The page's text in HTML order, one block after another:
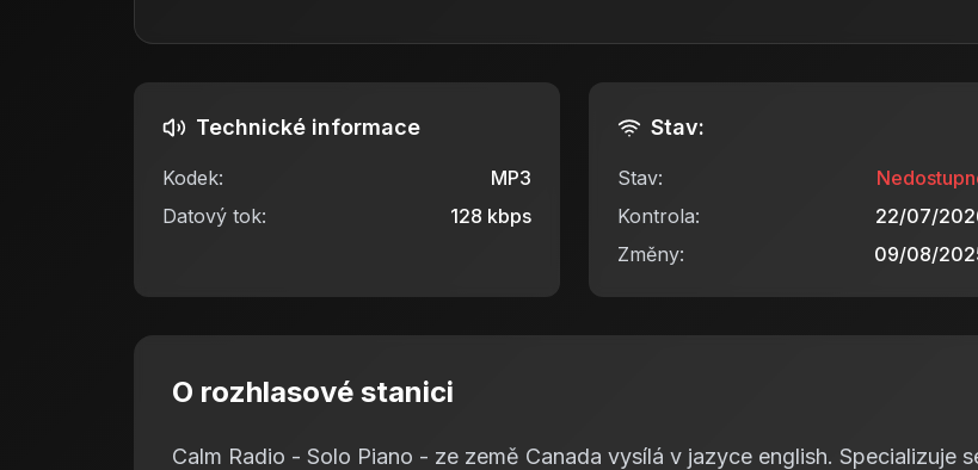
Technické informace
Kodek:
MP3
Datový tok:
128 kbps
Stav:
Stav:
Kontrola:
22/07/
Změny:
09/08/
O rozhlasové stanici
Calm Radio - Solo Piano - ze země Canada vysílá v jazyce english. Specializuje